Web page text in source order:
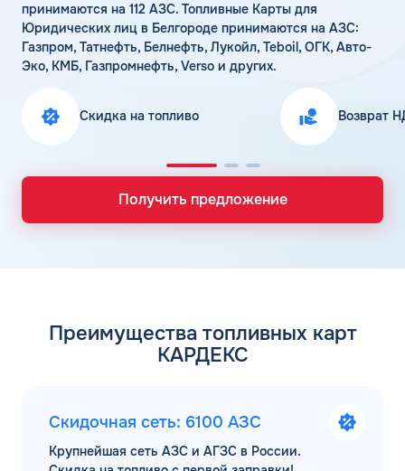
принимаются на 112 АЗС. Топливные Карты для
Юридических лиц в Белгороде принимаются на АЗС:
Газпром, Татнефть, Белнефть, Лукойл, Teboil, ОГК, Авто-
Эко, КМБ, Газпромнефть, Verso и других.
Скидка на топливо Возврат
Получить предложение
Преимущества топливных карт
КАРДЕКС
Скидочная сеть: 6100 АЗС
Крупнейшая сеть АЗС и АГЗС в России.